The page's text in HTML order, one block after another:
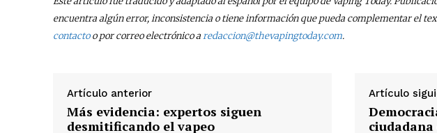
encuentra algún error, inconsistencia o tiene información que pueda complementar el
contactoo por correo electrónico aredaccion@thevapingtoday.com.
Artículo anterior
Más evidencia: expertos siguen
desmitificando el vapeo
Artículo